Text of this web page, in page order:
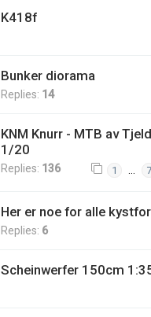
K418f
Bunker diorama
Replies: 14
KNM Knurr - MTB av
1/20
Replies: 136 1 7
Her er noe for alle
Replies: 6
Scheinwerfer 150cm